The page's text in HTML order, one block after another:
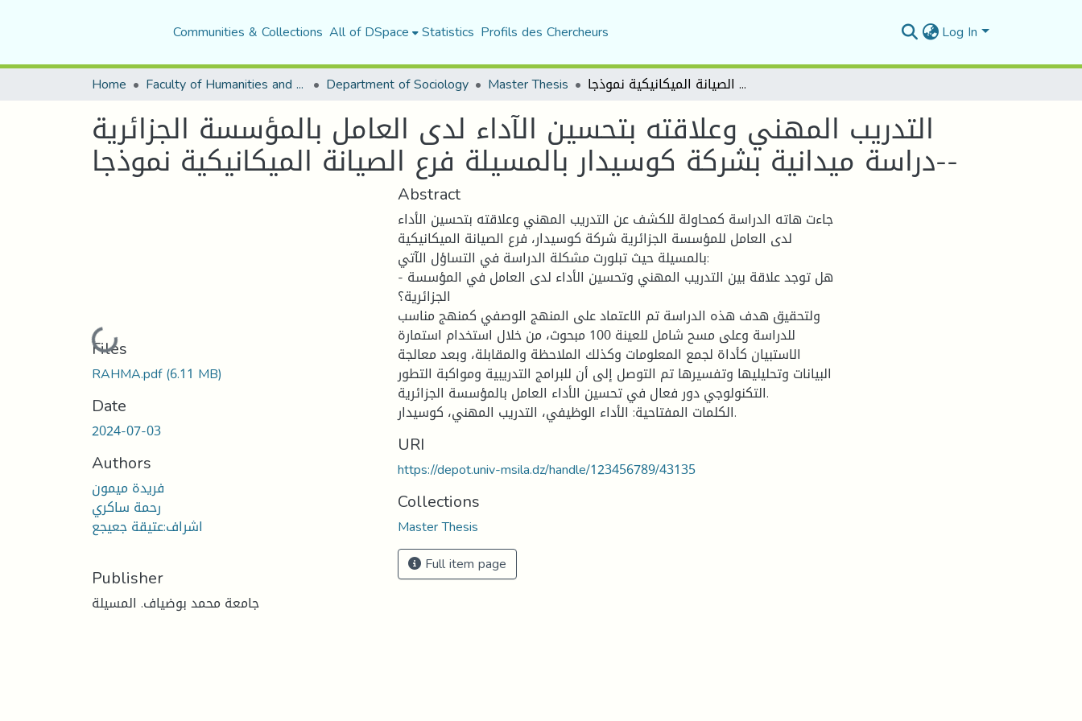
Communities & Collections All of DSpace Statistics Profils des Chercheurs Log In
Home Faculty of Humanities and Social Sciences Department of Sociology Master Thesis التدريب المهني وعلاقته بتحسين الآداء لدى العامل بالمؤسسة الجزائرية -دراسة ميدانية بشركة كوسيدار بالمسيلة فرع الصيانة الميكانيكية نموذجا-
التدريب المهني وعلاقته بتحسين الآداء لدى العامل بالمؤسسة الجزائرية
-دراسة ميدانية بشركة كوسيدار بالمسيلة فرع الصيانة الميكانيكية نموذجا-
Loading...
Files
RAHMA.pdf(6.11 MB)
Date
2024-07-03
Authors
فريدة ميمون
رحمة ساكري
اشراف:عتيقة جعيجع
Publisher
جامعة محمد بوضياف. المسيلة
Abstract
جاءت هاته الدراسة كمحاولة للكشف عن التدريب المهني وعلاقته بتحسين الأداء
لدى العامل للمؤسسة الجزائرية شركة كوسيدار، فرع الصيانة الميكانيكية
بالمسيلة حيث تبلورت مشكلة الدراسة في التساؤل الآتي:
- هل توجد علاقة بين التدريب المهني وتحسين الأداء لدى العامل في المؤسسة
الجزائرية؟
ولتحقيق هدف هذه الدراسة تم الاعتماد على المنهج الوصفي كمنهج مناسب
للدراسة وعلى مسح شامل للعينة 100 مبحوث، من خلال استخدام استمارة
الاستبيان كأداة لجمع المعلومات وكذلك الملاحظة والمقابلة، وبعد معالجة
البيانات وتحليليها وتفسيرها تم التوصل إلى أن للبرامج التدريبية ومواكبة التطور
التكنولوجي دور فعال في تحسين الأداء العامل بالمؤسسة الجزائرية.
الكلمات المفتاحية: الأداء الوظيفي، التدريب المهني، كوسيدار.
URI
https://depot.univ-msila.dz/handle/123456789/43135
Collections
Master Thesis
Full item page